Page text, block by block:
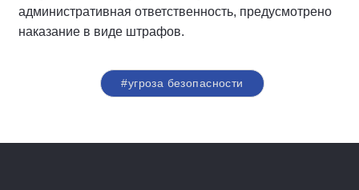
административная ответственность, предусмотрено
наказание в виде штрафов.
#угроза безопасности